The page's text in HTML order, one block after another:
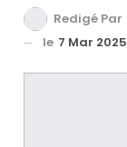
Redigé Par
le 7 Mar 2025